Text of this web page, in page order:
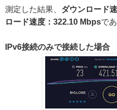
測定した結果、 ダウンロード
ロード速度：322.10 Mbpsで
IPv6接続のみで接続した場合